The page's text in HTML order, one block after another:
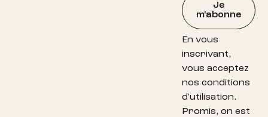
Je
m'abonne
En vous
inscrivant,
vous acceptez
nos conditions
d'utilisation.
Promis, on est